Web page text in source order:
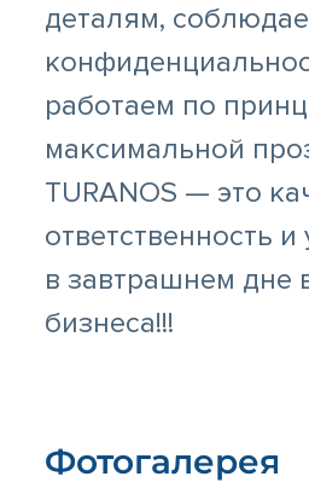
деталям,
работаем по
максимальной
TURANOS — это
ответственность
в завтрашнем дне
бизнеса!!!
Фотогалерея